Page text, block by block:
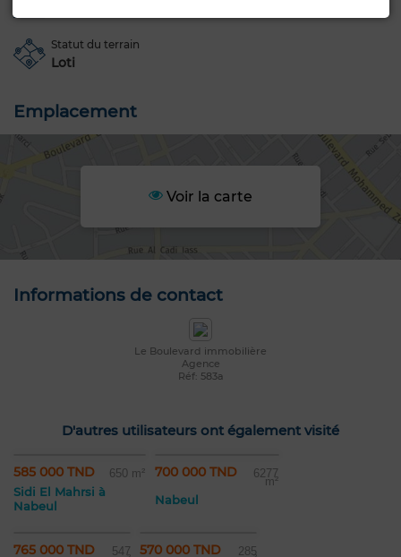
Statut du terrain
Loti
Emplacement
Voir la carte
Informations de contact
Le Boulevard immobilière
Agence
Réf: 583a
D'autres utilisateurs ont également visité
585 000 TND 650 m²
Sidi El Mahrsi à
Nabeul
700 000 TND 6277
m²
Nabeul
765 000 TND 547 570 000 TND 285